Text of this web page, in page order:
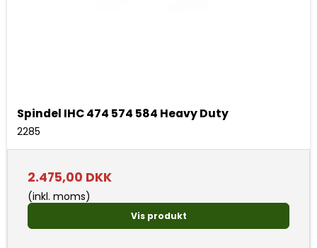
Spindel IHC 474 574 584 Heavy Duty
2285
2.475,00 DKK
(inkl. moms)
Vis produkt